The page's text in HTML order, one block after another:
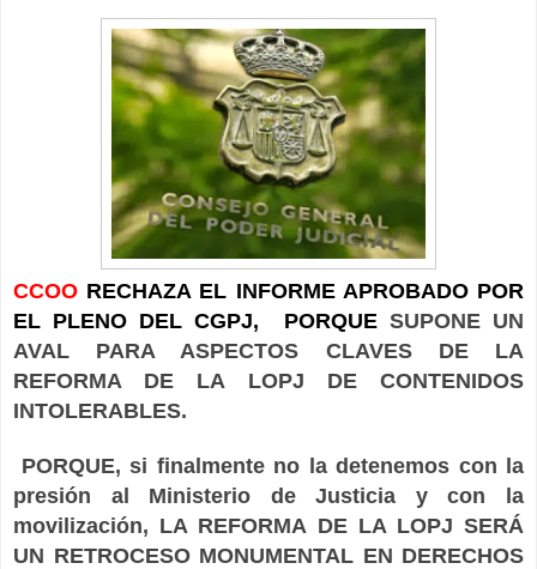
CCOO RECHAZA EL INFORME APROBADO POR
EL PLENO DEL CGPJ,
PORQUE SUPONE UN
AVAL PARA ASPECTOS CLAVES DE LA
REFORMA DE LA LOPJ DE CONTENIDOS
INTOLERABLES.
PORQUE, si finalmente no la detenemos con la
presión al Ministerio de Justicia y con la
movilización, LA REFORMA DE LA LOPJ SERÁ
UN RETROCESO MONUMENTAL EN DERECHOS